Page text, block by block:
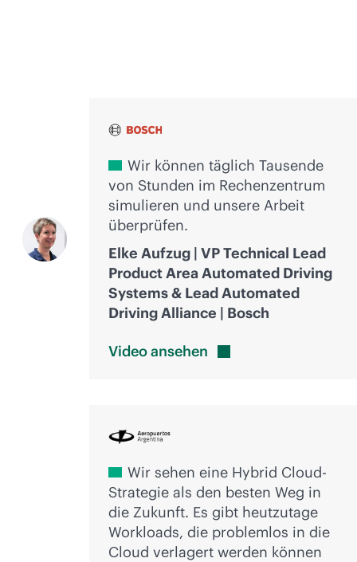
Wir können täglich Tausende
von Stunden im Rechenzentrum
simulieren und unsere Arbeit
überprüfen.
Elke Aufzug | VP Technical Lead
Product Area Automated Driving
Systems & Lead Automated
Driving Alliance | Bosch
Videoansehen
Wir sehen eine Hybrid Cloud-
Strategie als den besten Weg in
die Zukunft. Es gibt heutzutage
Workloads, die problemlos in die
Cloud verlagert werden können